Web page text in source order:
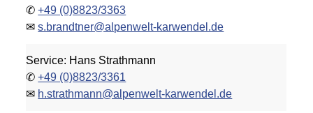
✆+49 (0)8823/3363
✉s.brandtner@alpenwelt-karwendel.de
Service: Hans Strathmann
✆+49 (0)8823/3361
✉ h.strathmann@alpenwelt-karwendel.de